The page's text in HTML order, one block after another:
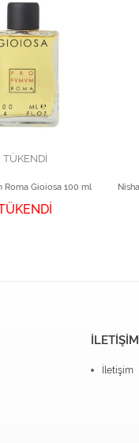
TÜKENDİ
Roma Gioiosa 100 ml
İLETİŞİM
İletişim